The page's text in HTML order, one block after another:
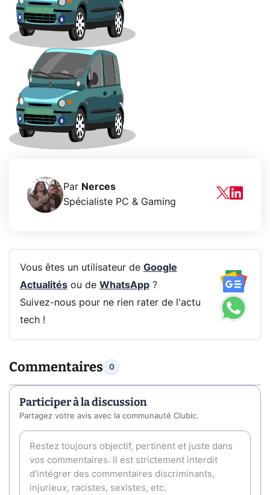
Par Nerces
Spécialiste PC & Gaming
Vous êtes un utilisateur de Google
Actualitésou de WhatsApp?
Suivez-nous pour ne rien rater de l'actu
tech !
Commentaires 0
Participer à la discussion
Partagez votre avis avec la communauté Clubic.